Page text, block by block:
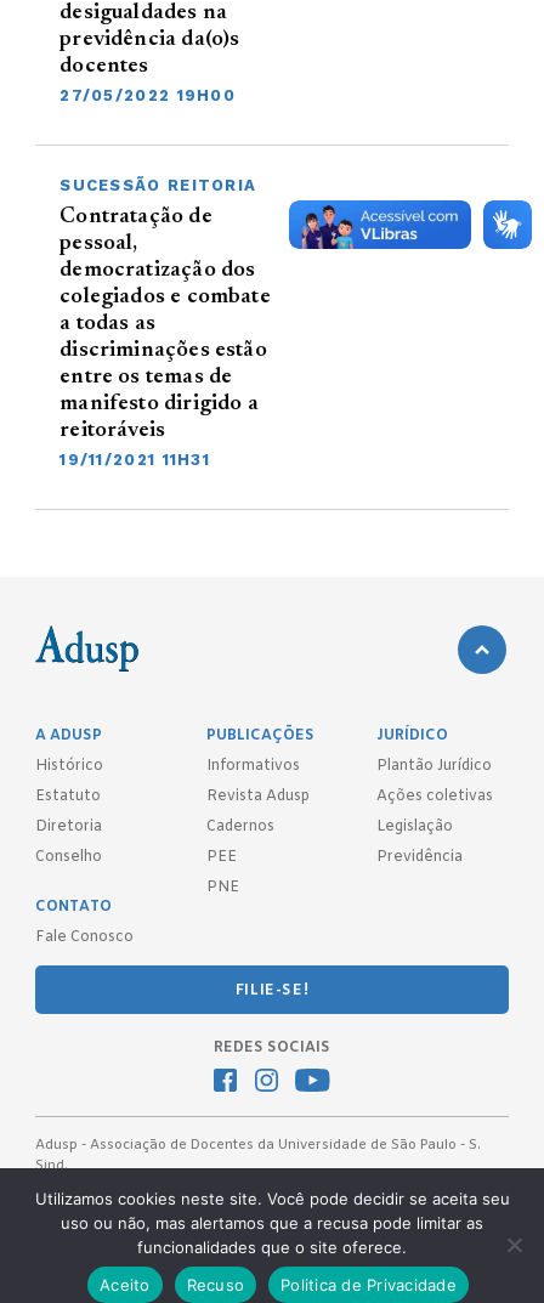
desigualdades na
previdência da(o)s
docentes
27/05/2022 19H00
SUCESSÃO REITORIA
Contratação de
pessoal,
democratização dos
colegiados e combate
a todas as
discriminações estão
entre os temas de
manifesto dirigido a
reitoráveis
19/11/2021 11H31
A ADUSP
Histórico
Estatuto
Diretoria
Conselho
PUBLICAÇÕES
Informativos
Revista Adusp
Cadernos
PEE
PNE
JURÍDICO
Plantão Jurídico
Ações coletivas
Legislação
Previdência
CONTATO
Fale Conosco
FILIE-SE!
REDES SOCIAIS
Adusp - Associação de Docentes da Universidade de São Paulo - S.
Sind.
Av. Prof. Almeida Prado, 1366 - São Paulo, SP - CEP 05508-070
Telefones: (11) 3091-4465 / 66 ● (11) 3813-5573 ● (11) 3815-9245 ●
(11) 3814-1715 ● (11) 3032-5950
Desenvolvido pelaOKN Group.
Utilizamos cookies neste site. Você pode decidir se aceita seu
uso ou não, mas alertamos que a recusa pode limitar as
funcionalidades que o site oferece.
Aceito
Recuso Politica de Privacidade